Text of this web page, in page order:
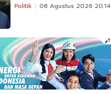
Politik 08 Agustus 2026 20:14